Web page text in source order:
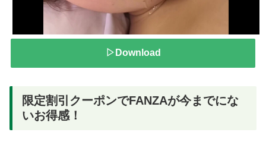
▷Download
限定割引クーポンでFANZAが今までにな
いお得感！